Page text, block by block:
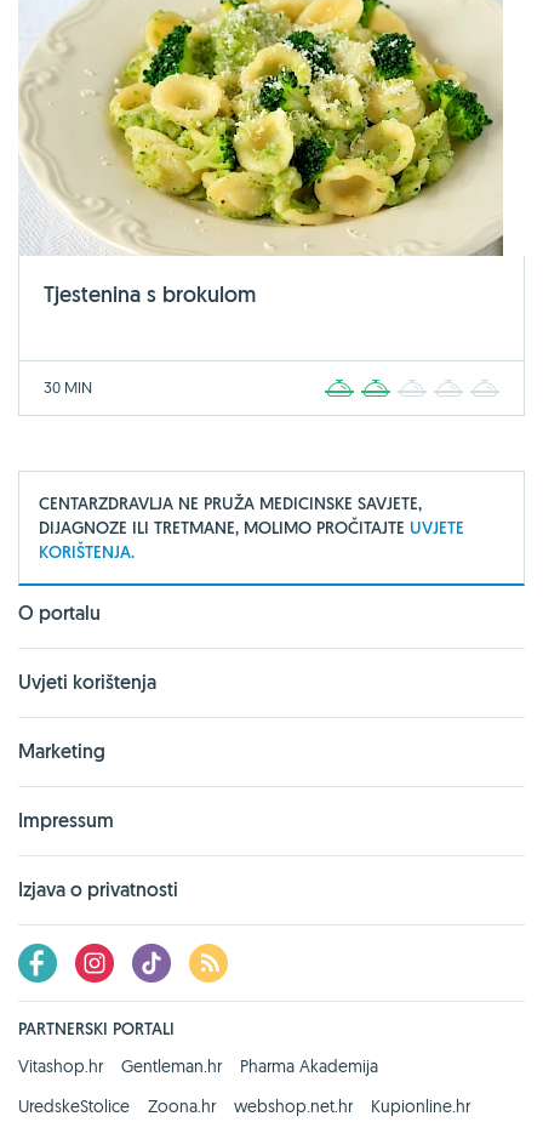
Tjestenina s brokulom
30 MIN 2 3 4
CENTARZDRAVLJA NE PRUŽA MEDICINSKE SAVJETE,
DIJAGNOZE ILI TRETMANE, MOLIMO PROČITAJTE UVJETE
KORIŠTENJA.
O portalu
Uvjeti korištenja
Marketing
Impressum
Izjava o privatnosti
PARTNERSKI PORTALI
Vitashop.hr
Gentleman.hr
Pharma Akademija
UredskeStolice
Zoona.hr webshop.net.hr
Kupionline.hr